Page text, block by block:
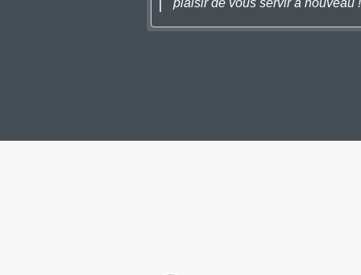
plaisir de vous servir à nouveau !